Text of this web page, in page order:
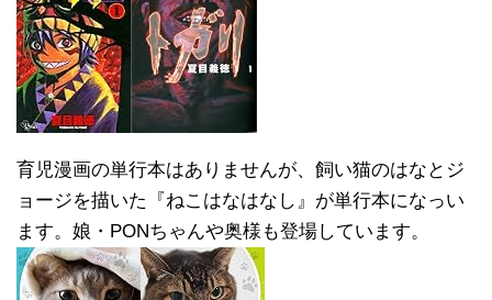
育児漫画の単行本はありませんが、飼い猫のはなとジ
ョージを描いた『ねこはなはなし』が単行本になっい
ます。娘・PONちゃんや奥様も登場しています。